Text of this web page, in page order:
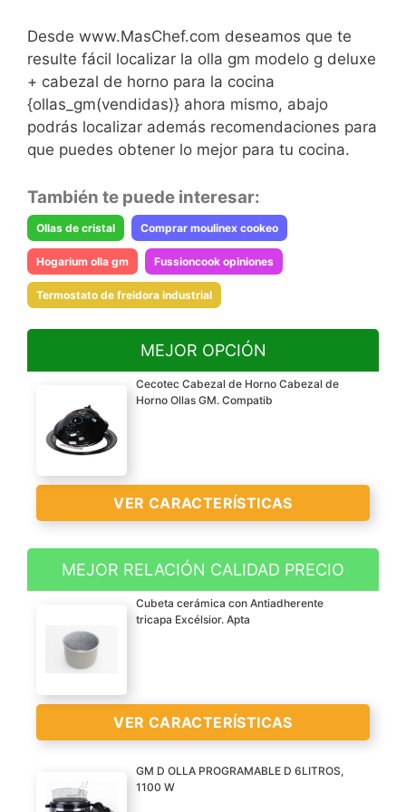
Desde www.MasChef.com deseamos que te
resulte fácil localizar la olla gm modelo g deluxe
+ cabezal de horno para la cocina
{ollas_gm(vendidas)} ahora mismo, abajo
podrás localizar además recomendaciones para
que puedes obtener lo mejor para tu cocina.
También te puede interesar:
Ollas de cristal Comprar moulinex cookeo
Hogarium olla gm Fussioncook opiniones
Termostato de freidora industrial
MEJOR OPCIÓN
Cecotec Cabezal de Horno Cabezal de
Horno Ollas GM. Compatib
VER CARACTERÍSTICAS
Cabezal de horno con aro
multimedidas para
cocinas programables
Posee termostato y
caliente que descompone
permite cocinar sin aceite
VER
CARACTERÍSTICAS
MEJOR RELACIÓN CALIDAD PRECIO
Cubeta cerámica con Antiadherente
tricapa Excélsior. Apta
VER CARACTERÍSTICAS
CECOTEC 02121
GM D OLLA PROGRAMABLE D 6LITROS,
1100 W